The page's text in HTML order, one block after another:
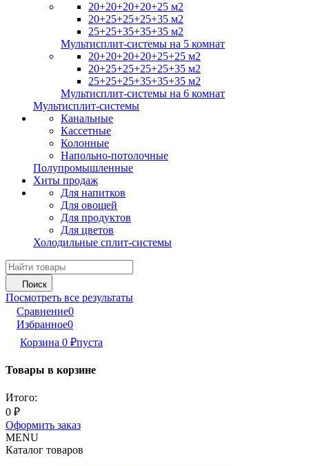
20+20+20+20+25 м2
20+25+25+25+35 м2
25+25+35+35+35 м2
Мультисплит-системы на 5 комнат
20+20+20+20+25+25 м2
20+25+25+25+25+35 м2
25+25+25+35+35+35 м2
Мультисплит-системы на 6 комнат
Мультисплит-системы
Канальные
Кассетные
Колонные
Напольно-потолочные
Полупромышленные
Хиты продаж
Для напитков
Для овощей
Для продуктов
Для цветов
Холодильные сплит-системы
Поиск
Посмотреть все результаты
Сравнение0
Избранное0
Корзина 0 ₽пуста
Товары в корзине
Итого:
0 ₽
Оформить заказ
MENU
Каталог товаров